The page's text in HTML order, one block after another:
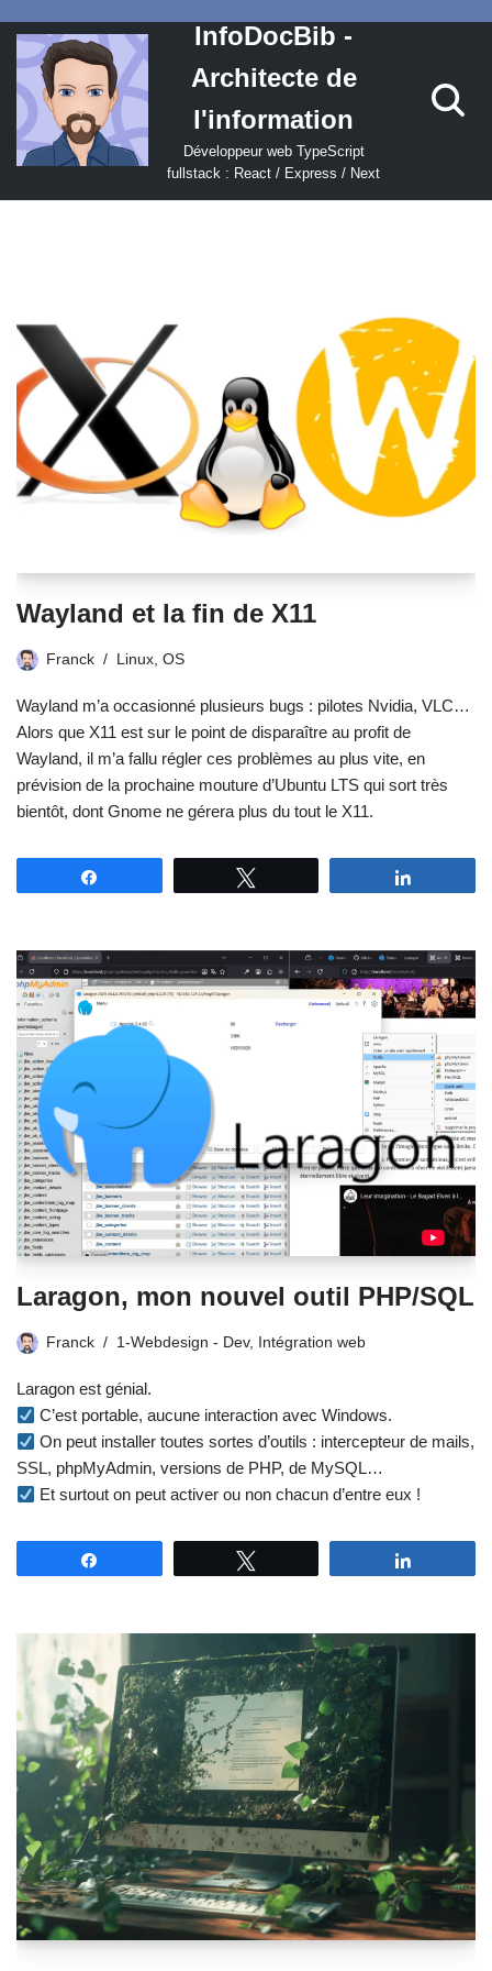
Aller
au
contenu
InfoDocBib -
Architecte de
l'information
Développeur web TypeScript
fullstack : React / Express / Next
Wayland et la fin de X11
Franck Linux OS
Wayland m’a occasionné plusieurs bugs : pilotes Nvidia, VLC…
Alors que X11 est sur le point de disparaître au profit de
Wayland, il m’a fallu régler ces problèmes au plus vite, en
prévision de la prochaine mouture d’Ubuntu LTS qui sort très
bientôt, dont Gnome ne gérera plus du tout le X11.
Laragon, mon nouvel outil PHP/SQL
Franck 1-Webdesign - Dev, Intégration web
Laragon est génial.
C’est portable, aucune interaction avec Windows.
On peut installer toutes sortes d’outils : intercepteur de mails,
SSL, phpMyAdmin, versions de PHP, de MySQL…
Et surtout on peut activer ou non chacun d’entre eux !